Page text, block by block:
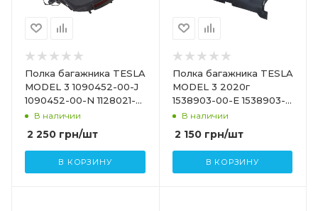
Полка багажника TESLA
MODEL 3 1090452-00-J
1090452-00-N 1128021-
00-EВ наличии
2 250 грн/шт
В КОРЗИНУ
Полка багажника TESLA
MODEL 3 2020г
1538903-00-E 1538903-
00-B
В наличии
2 150грн/шт
В КОРЗИНУ